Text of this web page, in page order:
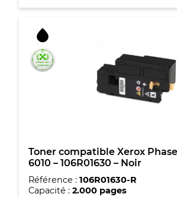
Phaser
/
6010
-
106R01627
Toner compatible Xerox
6010 – 106R01630 – Noir
Référence : 106R01630-R
Capacité : 2.000 pages